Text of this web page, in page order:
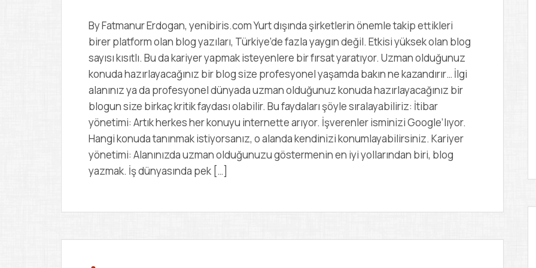
M
Y
By Fatmanur Erdogan, yenibiris.com Yurt dışında şirketlerin önemle takip ettikleri
birer platform olan blog yazıları, Türkiye’de fazla yaygın değil. Etkisi yüksek olan blog
sayısı kısıtlı. Bu da kariyer yapmak isteyenlere bir fırsat yaratıyor. Uzman olduğunuz
konuda hazırlayacağınız bir blog size profesyonel yaşamda bakın ne kazandırır… İlgi
alanınız ya da profesyonel dünyada uzman olduğunuz konuda hazırlayacağınız bir
blogun size birkaç kritik faydası olabilir. Bu faydaları şöyle sıralayabiliriz: İtibar
yönetimi: Artık herkes her konuyu internette arıyor. İşverenler isminizi Google’lıyor.
Hangi konuda tanınmak istiyorsanız, o alanda kendinizi konumlayabilirsiniz. Kariyer
yönetimi: Alanınızda uzman olduğunuzu göstermenin en iyi yollarından biri, blog
yazmak. İş dünyasında pek […]